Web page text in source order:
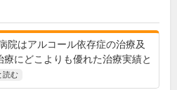
院はアルコール依存症の治療及
にどこよりも優れた治療実績と
読む